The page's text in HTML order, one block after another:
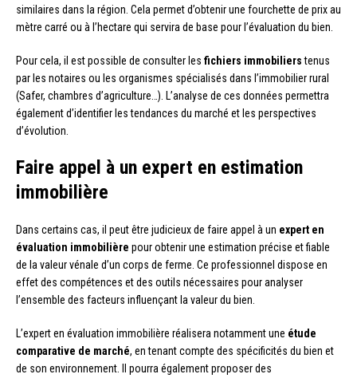
similaires dans la région. Cela permet d’obtenir une fourchette de prix au
mètre carré ou à l’hectare qui servira de base pour l’évaluation du bien.
Pour cela, il est possible de consulter les fichiers immobilierstenus
par les notaires ou les organismes spécialisés dans l’immobilier rural
(Safer, chambres d’agriculture…). L’analyse de ces données permettra
également d’identifier les tendances du marché et les perspectives
d’évolution.
Faire appel à un expert en estimation
immobilière
Dans certains cas, il peut être judicieux de faire appel à un expert en
évaluation immobilière pour obtenir une estimation précise et fiable
de la valeur vénale d’un corps de ferme. Ce professionnel dispose en
effet des compétences et des outils nécessaires pour analyser
l’ensemble des facteurs influençant la valeur du bien.
L’expert en évaluation immobilière réalisera notamment une étude
comparative de marché, en tenant compte des spécificités du bien et
de son environnement. Il pourra également proposer des